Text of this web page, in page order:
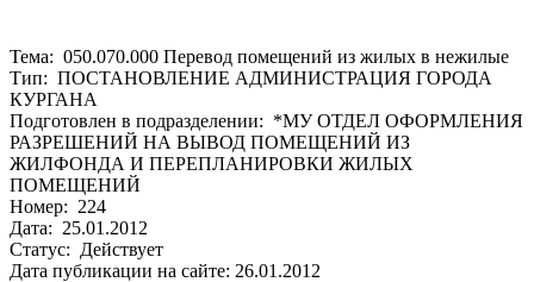
Тема: 050.070.000 Перевод помещений из жилых в нежилые
Тип: ПОСТАНОВЛЕНИЕ АДМИНИСТРАЦИЯ ГОРОДА
КУРГАНА
Подготовлен в подразделении: *МУ ОТДЕЛ ОФОРМЛЕНИЯ
РАЗРЕШЕНИЙ НА ВЫВОД ПОМЕЩЕНИЙ ИЗ
ЖИЛФОНДА И ПЕРЕПЛАНИРОВКИ ЖИЛЫХ
ПОМЕЩЕНИЙ
Номер: 224
Дата: 25.01.2012
Статус: Действует
Дата публикации на сайте: 26.01.2012